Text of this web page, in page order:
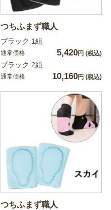
つちふまず職人
ブラック 1組
通常価格 5,420円 (税込)
ブラック 2組
通常価格 10,160円 (税込)
つちふまず職人